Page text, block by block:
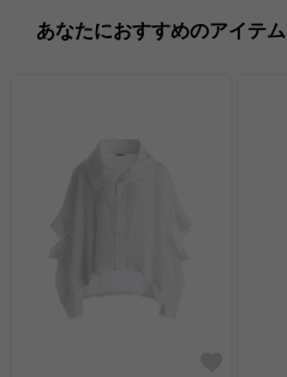
あなたにおすすめのアイテム